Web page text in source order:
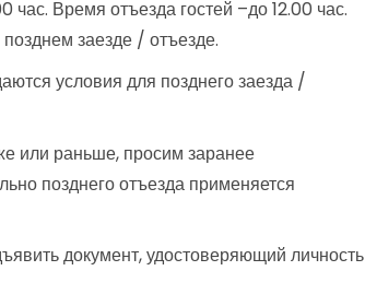
час. Время отъезда гостей –до 12.00 час.
заезде / отъезде.
условия для позднего заезда /
или раньше, просим заранее
позднего отъезда применяется
документ, удостоверяющий личность